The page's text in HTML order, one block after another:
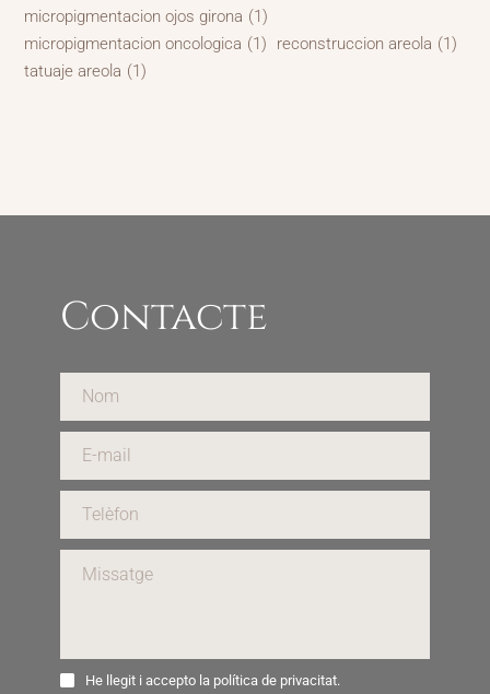
micropigmentacion ojos girona (1)
micropigmentacion oncologica (1) reconstruccion areola (1)
tatuaje areola (1)
Contacte
He llegit i accepto la política de privacitat.